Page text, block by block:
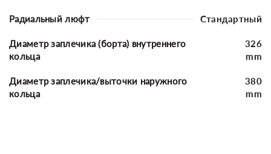
Радиальный люфт Стандартный
Диаметр заплечика (борта) внутреннего
кольца
326
mm
Диаметр заплечика/выточки наружного
кольца
380
mm